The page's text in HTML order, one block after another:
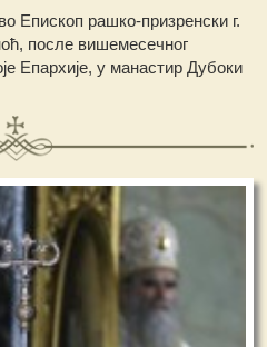
Епископ рашко-призренски г.
после вишемесечног
Епархије, у манастир Дубоки